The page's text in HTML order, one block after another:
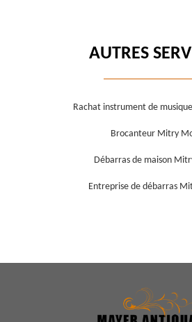
AUTRES
Rachat instrument de
Brocanteur Mitry
Débarras de maison
Entreprise de débarras